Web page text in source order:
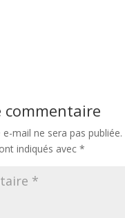
commentaire
mail ne sera pas publiée.
indiqués avec *